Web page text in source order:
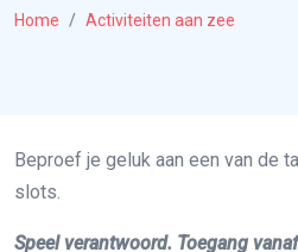
Home Activiteiten aan zee
Beproef je geluk aan een van de
slots.
Speel verantwoord. Toegang